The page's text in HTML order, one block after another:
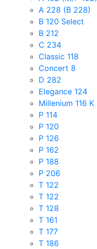
A 228 (B 228)
B 120 Select
B 212
C 234
Classic 118
Concert 8
D 282
Elegance 124
Millenium 116 K
P 114
P 120
P 126
P 162
P 188
P 206
T 122
T 122
T 128
T 161
T 177
T 186